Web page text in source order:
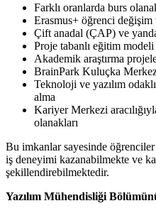
Farklı oranlarda burs
Erasmus+ öğrenci değişim
Çift anadal (ÇAP) ve
Proje tabanlı eğitim modeli
Akademik araştırma
BrainPark Kuluçka
Teknoloji ve yazılım
alma
Kariyer Merkezi
olanakları
Bu imkanlar sayesinde
iş deneyimi kazanabilmekte ve
şekillendirebilmektedir.
Yazılım Mühendisliği